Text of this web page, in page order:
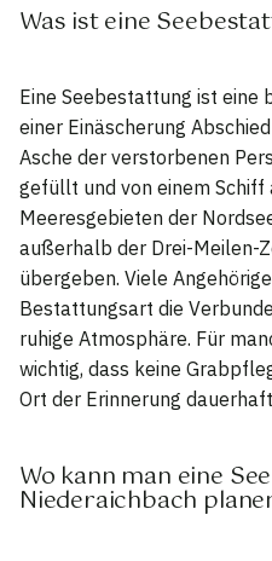
Was ist eine
Eine Seebestattung ist eine
einer Einäscherung
Asche der verstorbenen
gefüllt und von einem Schiff
Meeresgebieten der
außerhalb der Drei-Meilen-
übergeben. Viele
Bestattungsart die
ruhige Atmosphäre. Für
wichtig, dass keine
Ort der Erinnerung
Wo kann man eine
Niederaichbach